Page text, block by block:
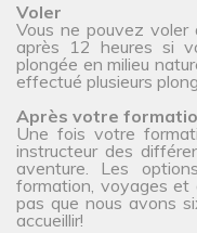
Voler
Vous ne pouvez voler
après 12 heures si
plongée en milieu
effectué plusieurs
Après votre
Une fois votre
instructeur des
aventure. Les
formation, voyages et
pas que nous avons
accueillir!